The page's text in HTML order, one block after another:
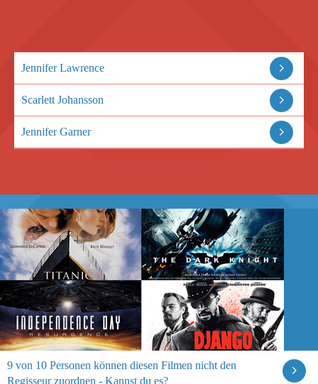
Jennifer Lawrence
Scarlett Johansson
Jennifer Garner
9 von 10 Personen können diesen Filmen nicht den
Regisseur zuordnen - Kannst du es?